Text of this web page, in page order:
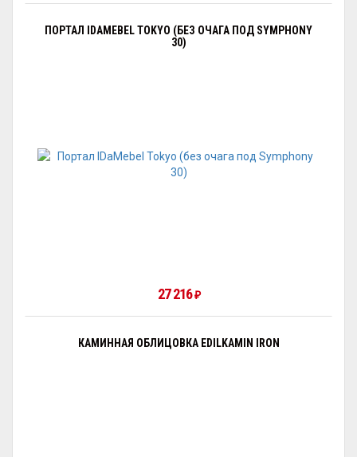
ПОРТАЛ IDAMEBEL TOKYO (БЕЗ ОЧАГА ПОД SYMPHONY
30)
27 216₽
КАМИННАЯ ОБЛИЦОВКА EDILKAMIN IRON